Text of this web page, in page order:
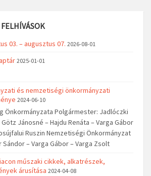
03. – augusztus 07. 2026-08-01
2025-01-01
és nemzetiségi önkormányzati
2024-06-10
Önkormányzata Polgármester: Jadlóczki
Jánosné – Hajdu Renáta – Varga Gábor
Ruszin Nemzetiségi Önkormányzat
Sándor – Varga Gábor – Varga Zsolt
műszaki cikkek, alkatrészek,
árusítása 2024-04-08